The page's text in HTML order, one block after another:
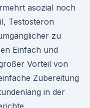
asozial noch
Testosteron
zu
Einfach und
Vorteil von
Zubereitung
in der